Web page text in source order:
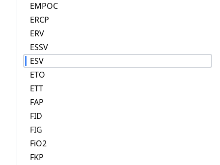
EMPOC
ERCP
ERV
ESSV
ESV
ETO
ETT
FAP
FID
FIG
FiO2
FKP